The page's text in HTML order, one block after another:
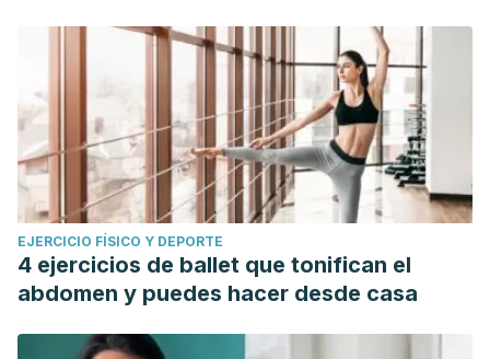
EJERCICIO FÍSICO Y DEPORTE
4 ejercicios de ballet que tonifican el
abdomen y puedes hacer desde casa